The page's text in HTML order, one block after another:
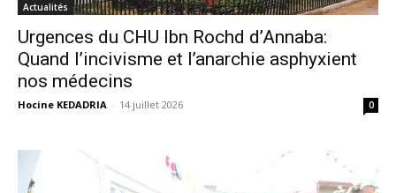
Actualités
Urgences du CHU Ibn Rochd d’Annaba:
Quand l’incivisme et l’anarchie asphyxient
nos médecins
Hocine KEDADRIA - 14 juillet 2026 0